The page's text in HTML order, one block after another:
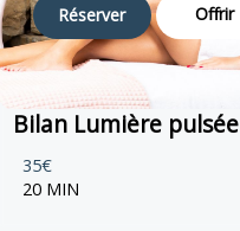
Réserver Offrir
Bilan Lumière pulsée
35€
20 MIN